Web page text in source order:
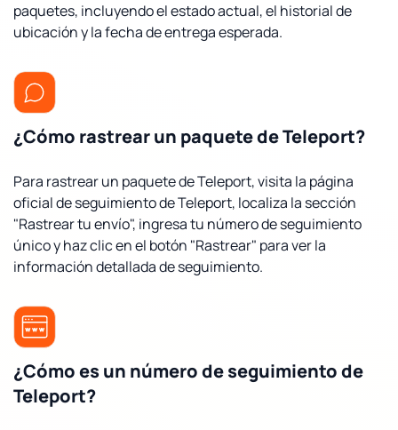
paquetes, incluyendo el estado actual, el historial de
ubicación y la fecha de entrega esperada.
¿Cómo rastrear un paquete de Teleport?
Para rastrear un paquete de Teleport, visita la página
oficial de seguimiento de Teleport, localiza la sección
"Rastrear tu envío", ingresa tu número de seguimiento
único y haz clic en el botón "Rastrear" para ver la
información detallada de seguimiento.
¿Cómo es un número de seguimiento de
Teleport?